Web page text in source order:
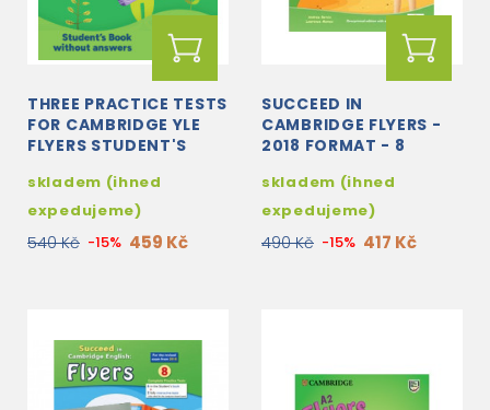
THREE PRACTICE TESTS
FOR CAMBRIDGE YLE
FLYERS STUDENT'S
ANSWERS WITH AUDIO
skladem (ihned
expedujeme)
540 Kč -15% 459 Kč
SUCCEED IN
CAMBRIDGE FLYERS -
2018 FORMAT - 8
TEACHER'S
OVERPRINTED BOOK
skladem (ihned
expedujeme)
490 Kč -15% 417 Kč